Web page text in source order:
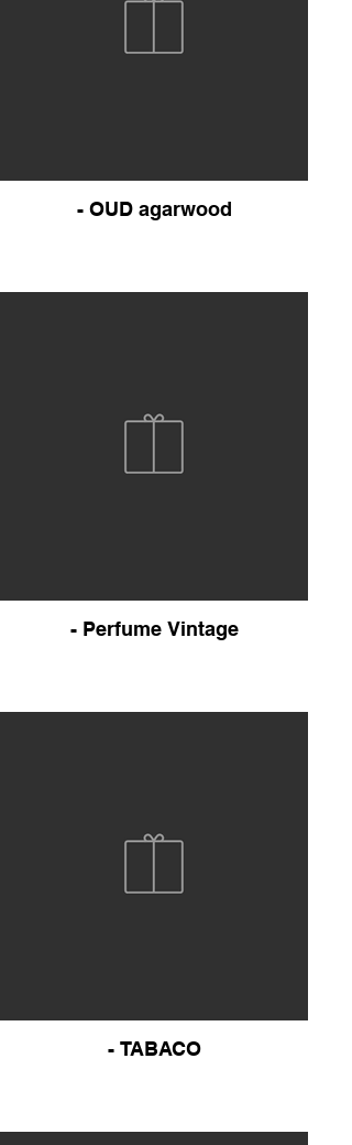
- OUD agarwood
- Perfume Vintage
- TABACO